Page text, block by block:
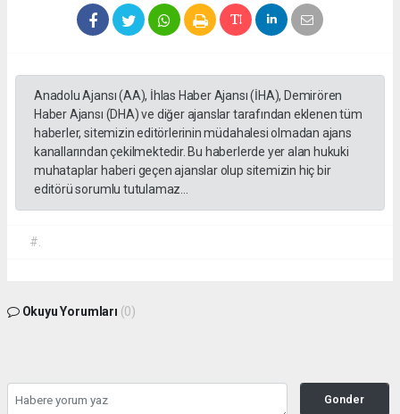
Anadolu Ajansı (AA), İhlas Haber Ajansı (İHA), Demirören
Haber Ajansı (DHA) ve diğer ajanslar tarafından eklenen tüm
haberler, sitemizin editörlerinin müdahalesi olmadan ajans
kanallarından çekilmektedir. Bu haberlerde yer alan hukuki
muhataplar haberi geçen ajanslar olup sitemizin hiç bir
editörü sorumlu tutulamaz...
#.
Okuyu Yorumları (0)
Gonder